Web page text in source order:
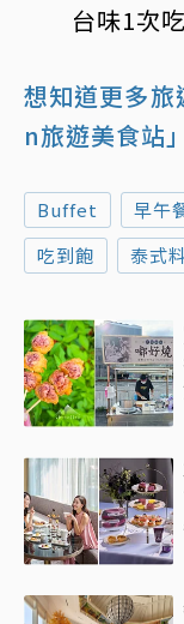
台味1次吃
想知道更多
n旅遊美食站」
Buffet 早午
吃到飽
泰式